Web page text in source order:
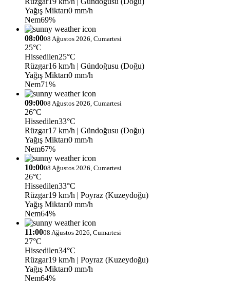
Yağış Miktarı0 mm/h
Nem69%
08:0008 Ağustos 2026, Cumartesi
25°C
Hissedilen25°C
Rüzgar16 km/h | Gündoğusu (Doğu)
Yağış Miktarı0 mm/h
Nem71%
09:0008 Ağustos 2026, Cumartesi
26°C
Hissedilen33°C
Rüzgar17 km/h | Gündoğusu (Doğu)
Yağış Miktarı0 mm/h
Nem67%
10:0008 Ağustos 2026, Cumartesi
26°C
Hissedilen33°C
Rüzgar19 km/h | Poyraz (Kuzeydoğu)
Yağış Miktarı0 mm/h
Nem64%
11:0008 Ağustos 2026, Cumartesi
27°C
Hissedilen34°C
Rüzgar19 km/h | Poyraz (Kuzeydoğu)
Yağış Miktarı0 mm/h
Nem64%